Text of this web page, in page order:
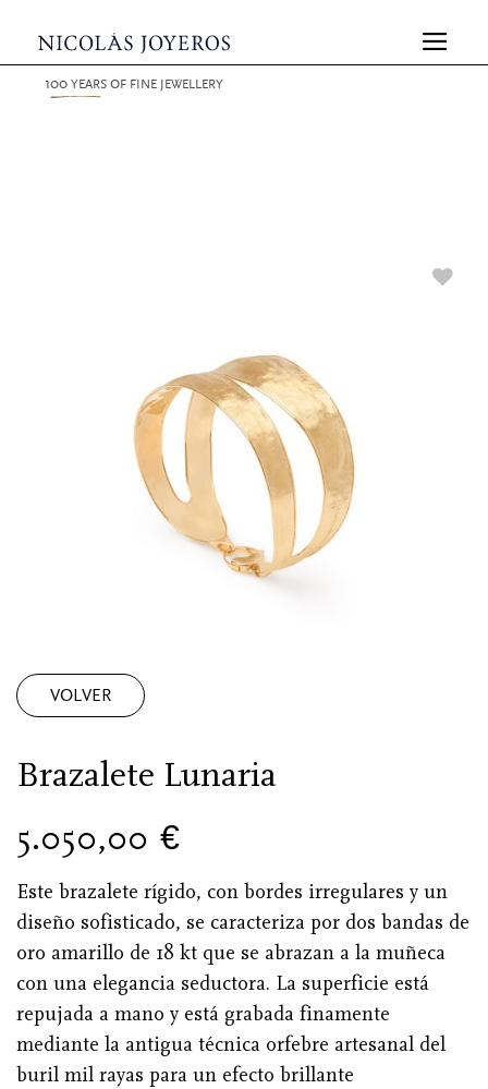
100 YEARS OF FINE JEWELLERY
VOLVER
Brazalete Lunaria
5.050,00 €
Este brazalete rígido, con bordes irregulares y un
diseño sofisticado, se caracteriza por dos bandas de
oro amarillo de 18 kt que se abrazan a la muñeca
con una elegancia seductora. La superficie está
repujada a mano y está grabada finamente
mediante la antigua técnica orfebre artesanal del
buril mil rayas para un efecto brillante